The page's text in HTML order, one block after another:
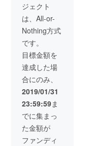
ジェクト
は、All-or-
Nothing方式
です。
目標金額を
達成した場
合にのみ、
2019/01/31
23:59:59ま
でに集まっ
た金額が
ファンディ